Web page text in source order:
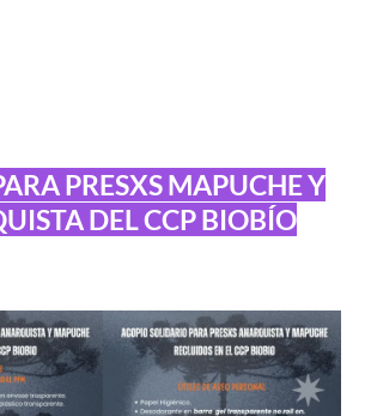
PRESXS MAPUCHE Y
DEL CCP BIOBÍO